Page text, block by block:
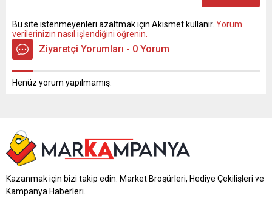
Bu site istenmeyenleri azaltmak için Akismet kullanır. Yorum
verilerinizin nasıl işlendiğini öğrenin.
Ziyaretçi Yorumları - 0 Yorum
Henüz yorum yapılmamış.
Kazanmak için bizi takip edin. Market Broşürleri, Hediye Çekilişleri ve
Kampanya Haberleri.